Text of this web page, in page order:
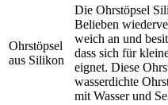
Ohrstöpsel
aus Silikon
Die Ohrstöpsel
Belieben
weich an und
dass sich für
eignet. Diese
wasserdichte
mit Wasser und